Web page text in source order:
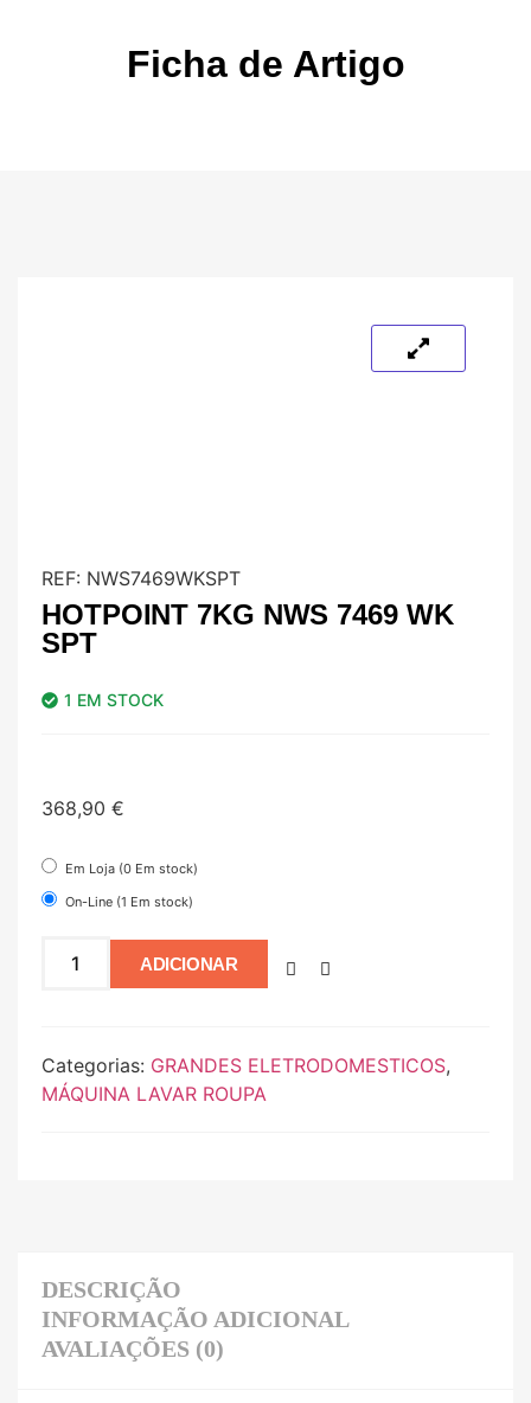
Ficha de Artigo
REF: NWS7469WKSPT
HOTPOINT 7KG NWS 7469 WK
SPT
1 EM STOCK
368,90 €
Em Loja (0 Em stock)
On-Line (1 Em stock)
ADICIONAR
Categorias: GRANDES ELETRODOMESTICOS,
MÁQUINA LAVAR ROUPA
DESCRIÇÃO
INFORMAÇÃO ADICIONAL
AVALIAÇÕES (0)